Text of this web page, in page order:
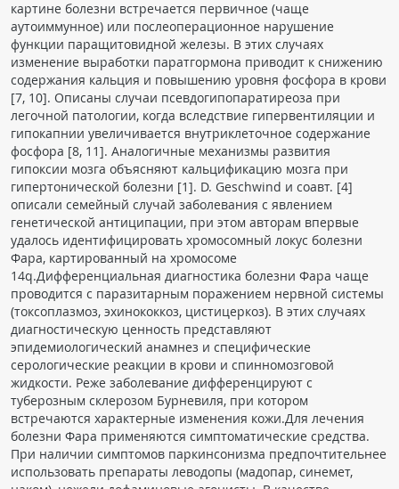
картине болезни встречается первичное (чаще
аутоиммунное) или послеоперационное нарушение
функции паращитовидной железы. В этих случаях
изменение выработки паратгормона приводит к снижению
содержания кальция и повышению уровня фосфора в крови
[7, 10]. Описаны случаи псевдогипопаратиреоза при
легочной патологии, когда вследствие гипервентиляции и
гипокапнии увеличивается внутриклеточное содержание
фосфора [8, 11]. Аналогичные механизмы развития
гипоксии мозга объясняют кальцификацию мозга при
гипертонической болезни [1]. D. Geschwind и соавт. [4]
описали семейный случай заболевания с явлением
генетической антиципации, при этом авторам впервые
удалось идентифицировать хромосомный локус болезни
Фара, картированный на хромосоме
14q.Дифференциальная диагностика болезни Фара чаще
проводится с паразитарным поражением нервной системы
(токсоплазмоз, эхинококкоз, цистицеркоз). В этих случаях
диагностическую ценность представляют
эпидемиологический анамнез и специфические
серологические реакции в крови и спинномозговой
жидкости. Реже заболевание дифференцируют с
туберозным склерозом Бурневиля, при котором
встречаются характерные изменения кожи.Для лечения
болезни Фара применяются симптоматические средства.
При наличии симптомов паркинсонизма предпочтительнее
использовать препараты леводопы (мадопар, синемет,